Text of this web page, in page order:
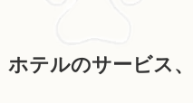
ホテルのサービス